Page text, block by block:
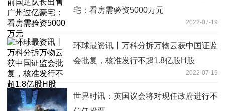
宅：看房需验资5000万元
2022-07-19
环球最资讯丨万科分拆万物云获中国证监
会批复，核准发行不超1.8亿股H股
2022-07-19
世界时讯：英国议会将对现任政府进行不